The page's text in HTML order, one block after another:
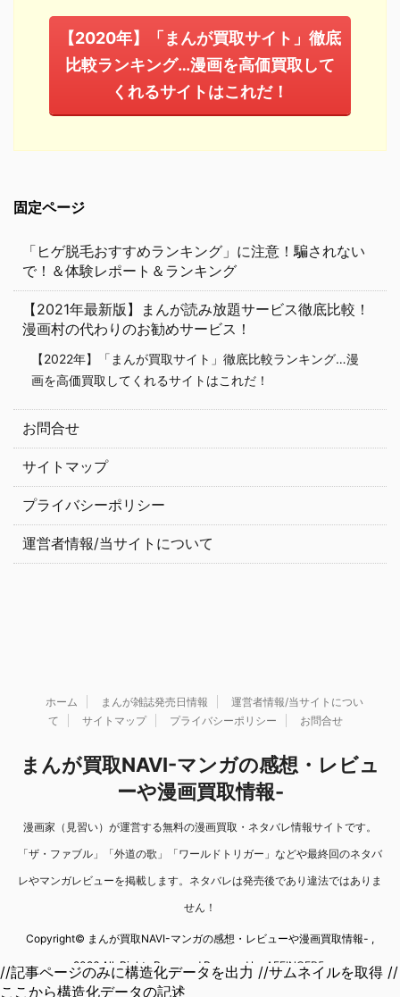
【2020年】「まんが買取サイト」徹底
比較ランキング…漫画を高価買取して
くれるサイトはこれだ！
固定ページ
「ヒゲ脱毛おすすめランキング」に注意！騙されない
で！＆体験レポート＆ランキング
【2021年最新版】まんが読み放題サービス徹底比較！
漫画村の代わりのお勧めサービス！
【2022年】「まんが買取サイト」徹底比較ランキング…漫
画を高価買取してくれるサイトはこれだ！
お問合せ
サイトマップ
プライバシーポリシー
運営者情報/当サイトについて
ホーム まんが雑誌発売日情報
運営者情報/当サイトについ
て
サイトマップ プライバシーポリシー お問合せ
まんが買取NAVI-マンガの感想・レビュ
ーや漫画買取情報-
漫画家（見習い）が運営する無料の漫画買取・ネタバレ情報サイトです。
「ザ・ファブル」「外道の歌」「ワールドトリガー」などや最終回のネタバ
レやマンガレビューを掲載します。ネタバレは発売後であり違法ではありま
せん！
Copyright© まんが買取NAVI-マンガの感想・レビューや漫画買取情報- ,
2026 All Rights Reserved Powered by AFFINGER5
//記事ページのみに構造化データを出力 //サムネイルを取得 //
ここから構造化データの記述